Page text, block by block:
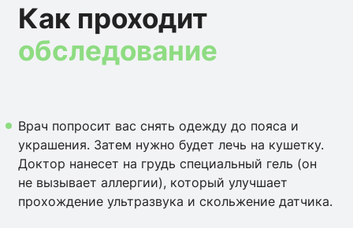
Как проходит
обследование
Врач попросит вас снять одежду до пояса и
украшения. Затем нужно будет лечь на кушетку.
Доктор нанесет на грудь специальный гель (он
не вызывает аллергии), который улучшает
прохождение ультразвука и скольжение датчика.